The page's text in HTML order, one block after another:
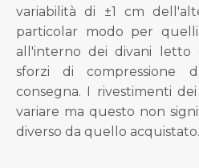
variabilità di ±1 cm
particolar modo per
all'interno dei divani letto
sforzi di compressione
consegna. I rivestimenti
variare ma questo non
diverso da quello acquistato.